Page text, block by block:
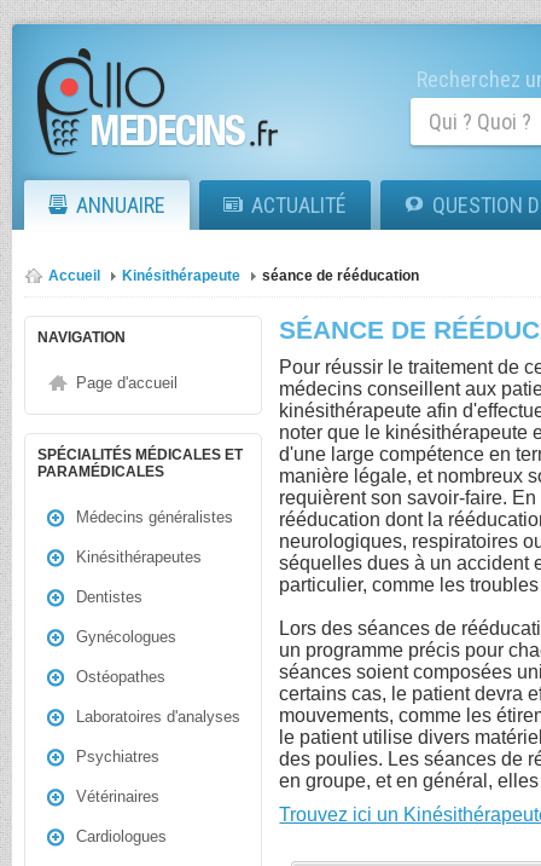
Recherchez
ANNUAIRE ACTUALITÉ QUESTION
Accueil Kinésithérapeute séance de rééducation
NAVIGATION
Page d'accueil
SPÉCIALITÉS MÉDICALES ET
PARAMÉDICALES
Médecins généralistes
Kinésithérapeutes
Dentistes
Gynécologues
Ostéopathes
Laboratoires d'analyses
Psychiatres
Vétérinaires
Cardiologues
SÉANCE DE
Pour réussir le traitement de
médecins conseillent aux
kinésithérapeute afin
noter que le kinésithérapeute
d'une large compétence en
manière légale, et nombreux
requièrent son savoir-faire.
rééducation dont la
neurologiques, respiratoires
séquelles dues à un accident
particulier, comme les
Lors des séances de
un programme précis pour
séances soient composées
certains cas, le patient devra
mouvements, comme les
le patient utilise divers
des poulies. Les séances de
en groupe, et en général,
Trouvez ici un